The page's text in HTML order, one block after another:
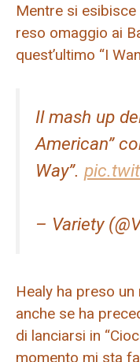
Mentre si esibisce
reso omaggio ai
quest’ultimo “I
Il mash up
American”
Way”.
– Variety
Healy ha preso
anche se ha
di lanciarsi in
momento mi sta